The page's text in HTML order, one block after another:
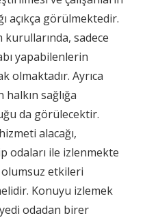
açıkça görülmektedir.
kurullarında, sadece
yapabilenlerin
olmaktadır. Ayrıca
halkın sağlığa
da görülecektir.
alacağı,
odaları ile izlenmekte
etkileri
Konuyu izlemek
odadan birer